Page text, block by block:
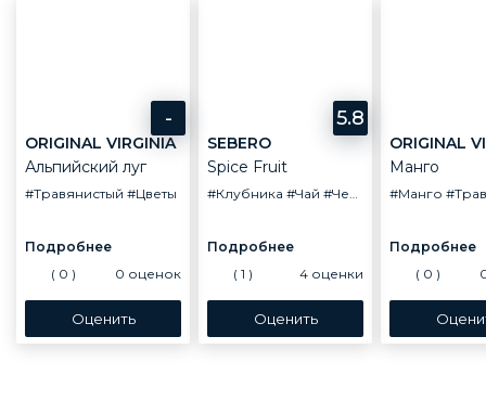
-
ORIGINAL VIRGINIA
Альпийский луг
#Травянистый #Цветы
( 0 ) 0 оценок
5.8
SEBERO
Spice Fruit
#Клубника #Чай #Черная смородина
( 1 ) 4 оценки
ORIGINAL
Манго
#Манго
( 0 )